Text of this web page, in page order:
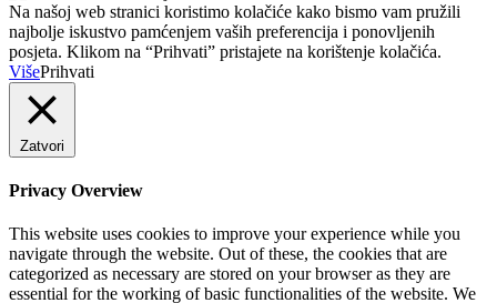
Na našoj web stranici koristimo kolačiće kako bismo vam pružili
najbolje iskustvo pamćenjem vaših preferencija i ponovljenih
posjeta. Klikom na “Prihvati” pristajete na korištenje kolačića.
VišePrihvati
Zatvori
Privacy Overview
This website uses cookies to improve your experience while you
navigate through the website. Out of these, the cookies that are
categorized as necessary are stored on your browser as they are
essential for the working of basic functionalities of the website. We